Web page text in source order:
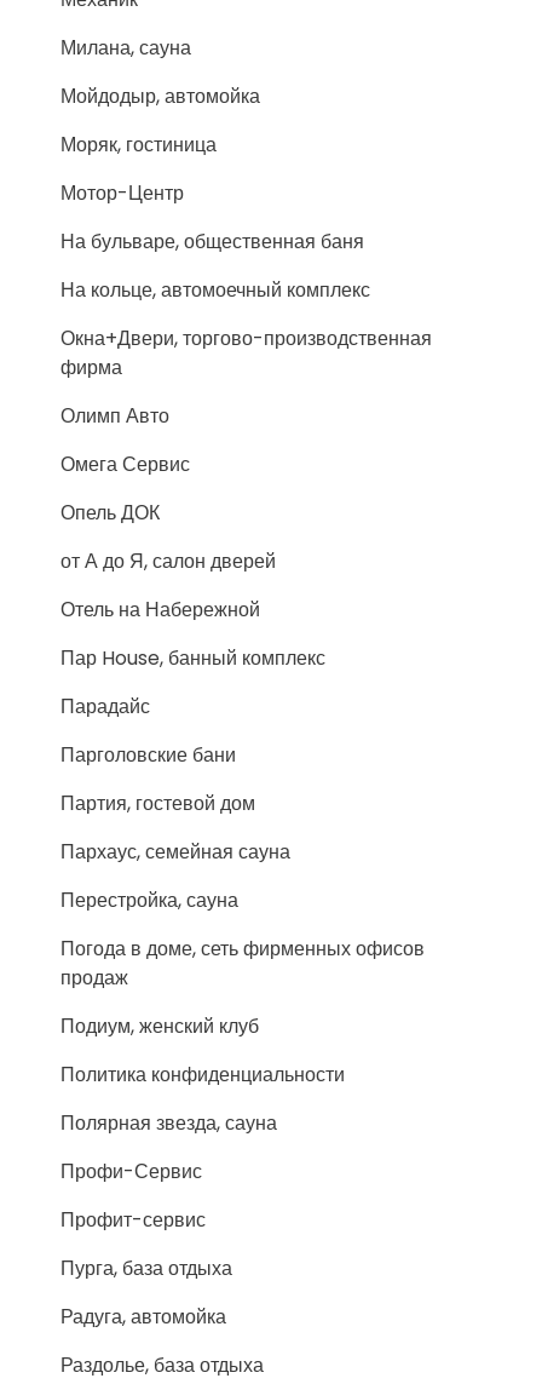
Милана, сауна
Мойдодыр, автомойка
Моряк, гостиница
Мотор-Центр
На бульваре, общественная баня
На кольце, автомоечный комплекс
Окна+Двери, торгово-производственная
фирма
Олимп Авто
Омега Сервис
Опель ДОК
от А до Я, салон дверей
Отель на Набережной
Пар House, банный комплекс
Парадайс
Парголовские бани
Партия, гостевой дом
Пархаус, семейная сауна
Перестройка, сауна
Погода в доме, сеть фирменных офисов
продаж
Подиум, женский клуб
Политика конфиденциальности
Полярная звезда, сауна
Профи-Сервис
Профит-сервис
Пурга, база отдыха
Радуга, автомойка
Раздолье, база отдыха